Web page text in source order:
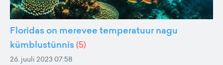
Floridas on merevee temperatuur nagu
kümblustünnis (5)
26. juuli 2023 07:58